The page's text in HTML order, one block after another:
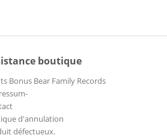
boutique
Bonus Bear Family Records
d'annulation
défectueux.